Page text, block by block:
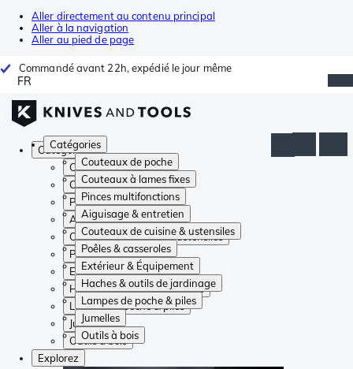
Aller directement au contenu principal
Aller à la navigation
Aller au pied de page
Commandé avant 22h, expédié le jour même
FR
Catégories
Couteaux de poche
Couteaux à lames fixes
Pinces multifonctions
Aiguisage & entretien
Couteaux de cuisine & ustensiles
Poêles & casseroles
Extérieur & Équipement
Haches & outils de jardinage
Lampes de poche & piles
Jumelles
Outils à bois
Catégories
Couteaux de poche
Couteaux à lames fixes
Pinces multifonctions
Aiguisage & entretien
Couteaux de cuisine & ustensiles
Poêles & casseroles
Extérieur & Équipement
Haches & outils de jardinage
Lampes de poche & piles
Jumelles
Outils à bois
Explorez